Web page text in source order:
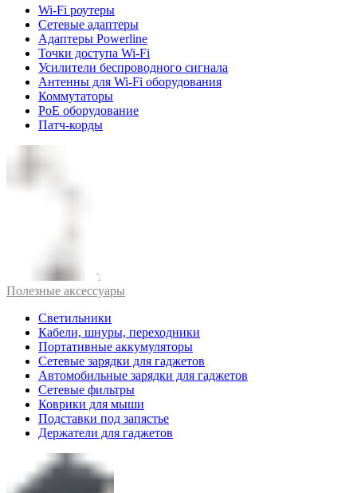
Wi-Fi роутеры
Сетевые адаптеры
Адаптеры Powerline
Точки доступа Wi-Fi
Усилители беспроводного сигнала
Антенны для Wi-Fi оборудования
Коммутаторы
PoE оборудование
Патч-корды
Полезные аксессуары
Светильники
Кабели, шнуры, переходники
Портативные аккумуляторы
Сетевые зарядки для гаджетов
Автомобильные зарядки для гаджетов
Сетевые фильтры
Коврики для мыши
Подставки под запястье
Держатели для гаджетов